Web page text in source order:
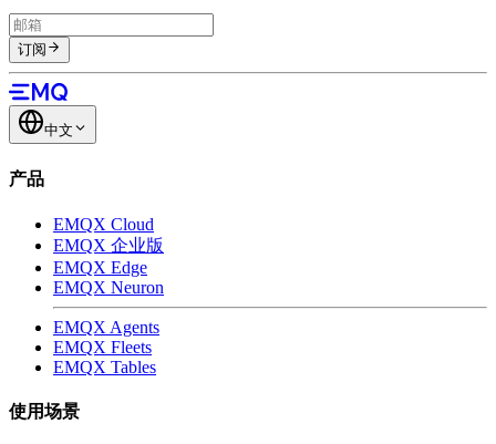
订阅
中文
产品
EMQX Cloud
EMQX 企业版
EMQX Edge
EMQX Neuron
EMQX Agents
EMQX Fleets
EMQX Tables
使用场景